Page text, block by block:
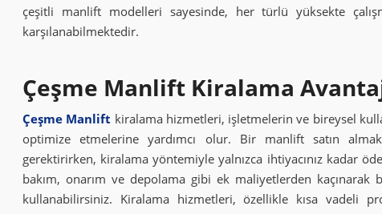
çeşitli manlift modelleri sayesinde, her türlü yüksekte
karşılanabilmektedir.
Çeşme Manlift Kiralama
Çeşme Manlift kiralama hizmetleri, işletmelerin ve bireysel
optimize etmelerine yardımcı olur. Bir manlift satın
gerektirirken, kiralama yöntemiyle yalnızca ihtiyacınız kadar
bakım, onarım ve depolama gibi ek maliyetlerden kaçınarak
kullanabilirsiniz. Kiralama hizmetleri, özellikle kısa vadeli